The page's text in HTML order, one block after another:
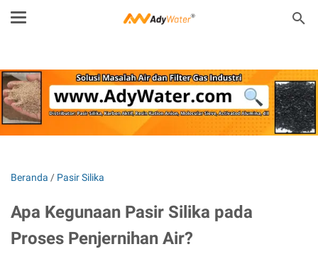
Beranda / Pasir Silika
Apa Kegunaan Pasir Silika pada
Proses Penjernihan Air?